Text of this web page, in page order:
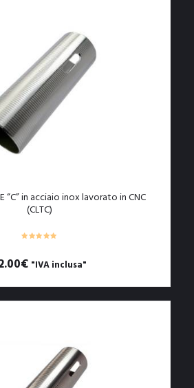
“C” in acciaio inox lavorato in CNC
(CLTC)
€ "IVA inclusa"